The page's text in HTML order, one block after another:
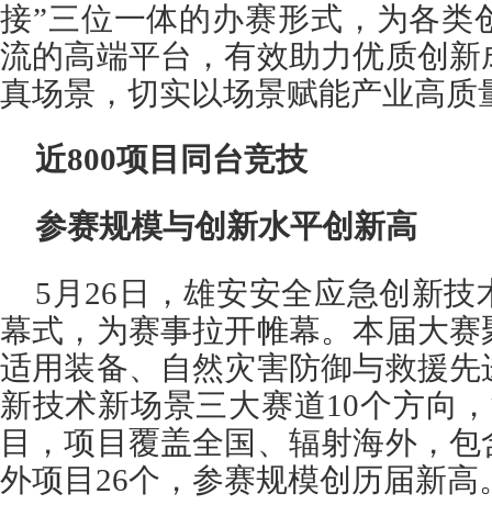
接”三位一体的办赛形式，为各类
流的高端平台，有效助力优质创
真场景，切实以场景赋能产业高质
近800项目同台竞技
参赛规模与创新水平创新高
5月26日，雄安安全应急创新
幕式，为赛事拉开帷幕。本届大
适用装备、自然灾害防御与救援
新技术新场景三大赛道10个方向
目，项目覆盖全国、辐射海外，
外项目26个，参赛规模创历届新高